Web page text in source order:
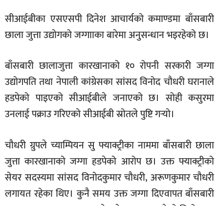
/
भिडियो
समाज
शिक्षा
विचार
सीआईबीका एसएसपी दिनेश आचार्यको कमाण्डमा बाँसबारी
छाला जुत्ता उद्योगको जग्गााका बारेमा अनुसन्धान भइरहेको छ।
बाँसबारी छालाजुत्ता कारखानाको १० रोपनी सरकारी जग्गा
उद्योगपति तथा नेपाली कांग्रेसका सांसद विनोद चौधरी घरानाले
हडपेको पाइएको सीआईबीले जनाएको छ। सोही कसुरमा
उनलाई पक्राउ गरिएको सीआईबी स्रोतले पुष्टि गर्‍यो।
चौधरी ग्रुपले च्याम्पियन सु फ्याक्ट्रीका नाममा बाँसबारी छाला
जुत्ता कारखानाको जग्गा हडपेको आरोप छ। उक्त फ्याक्ट्रीको
सेयर सदस्यमा सांसद विनोदकुमार चौधरी, अरूणकुमार चौधरी
लगायत रहेका थिए। कुनै समय उक्त जग्गा दिएवापत बाँसबारी